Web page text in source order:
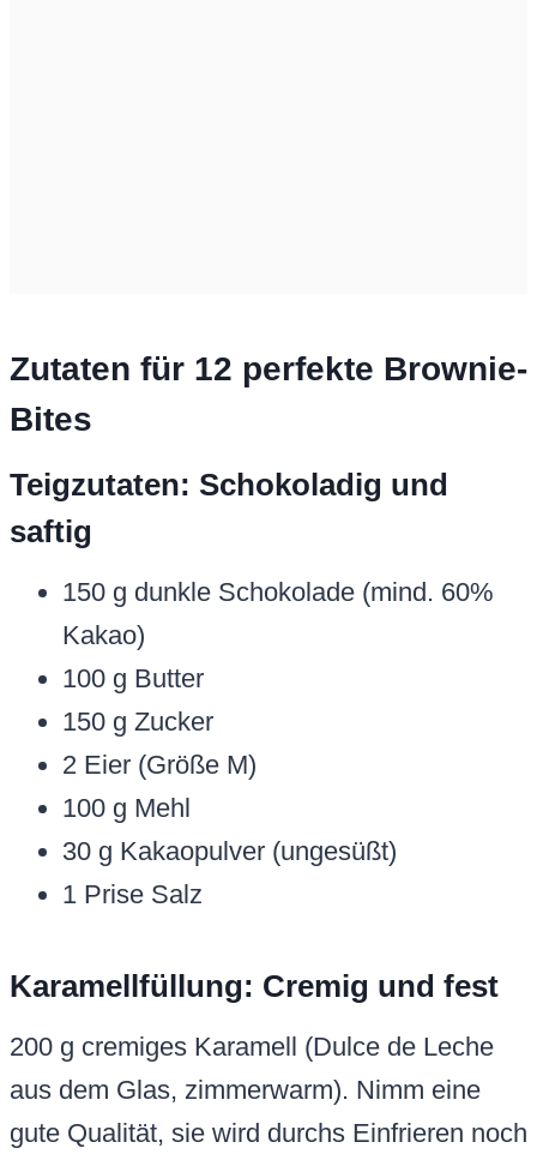
Zutaten für 12 perfekte Brownie-
Bites
Teigzutaten: Schokoladig und
saftig
150 g dunkle Schokolade (mind. 60%
Kakao)
100 g Butter
150 g Zucker
2 Eier (Größe M)
100 g Mehl
30 g Kakaopulver (ungesüßt)
1 Prise Salz
Karamellfüllung: Cremig und fest
200 g cremiges Karamell (Dulce de Leche
aus dem Glas, zimmerwarm). Nimm eine
gute Qualität, sie wird durchs Einfrieren noch